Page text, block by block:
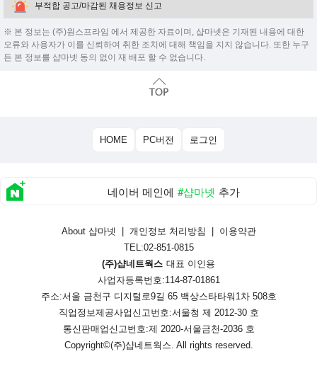
부적합 공고/마감된 채용정보 신고
※ 본 정보는 (주)원스프라임 에서 제공한 자료이며, 샵마넷은 기재된 내용에 대한
오류와 사용자가 이를 신뢰하여 취한 조치에 대해 책임을 지지 않습니다. 또한 누구
든 본 정보를 샵마넷 동의 없이 재 배포 할 수 없습니다.
HOME PC버전 로그인
네이버 메인에 #샵마넷 추가
About 샵마넷 개인정보 처리방침
이용약관
TEL:02-851-0815
(주)샵네트웍스 대표 이인용
사업자등록번호:114-87-01861
주소:서울 금천구 디지털로9길 65 백상스타타워1차 508호
직업정보제공사업신고번호:서울청 제 2012-30 호
통신판매업신고번호:제 2020-서울금천-2036 호
Copyright©(주)샵네트웍스. All rights reserved.